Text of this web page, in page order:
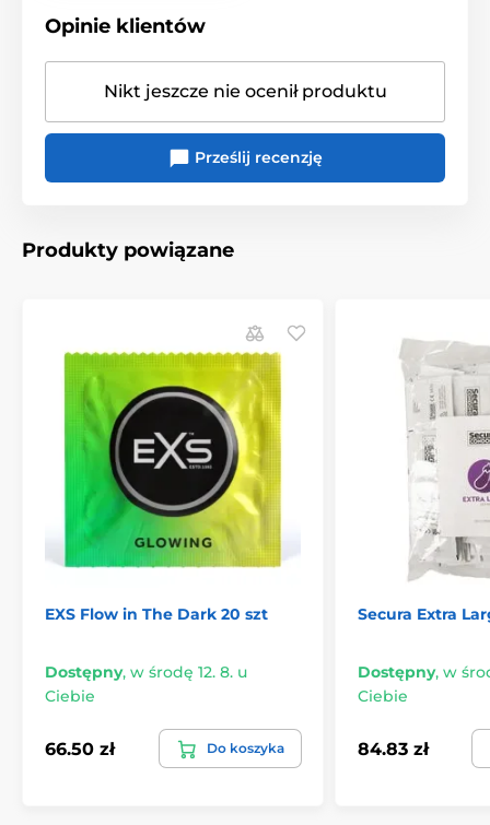
Opinie klientów
Nikt jeszcze nie ocenił produktu
Prześlij recenzję
Produkty powiązane
EXS Flow in The Dark 20 szt
Dostępny, w środę 12. 8. u
Ciebie
66.50 zł Do koszyka
Secura Extra
Dostępny, w
Ciebie
84.83 zł